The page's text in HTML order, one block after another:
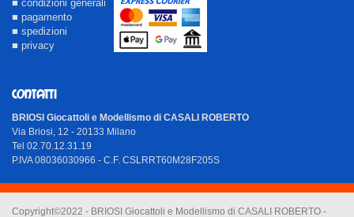
■ condizioni generali
■ pagamento
■ spedizioni
■ privacy
CONTATTI
BRIOSI Giocattoli e Modellismo di CASALI ROBERTO
Via Briosi, 12 - 20133 Milano
Tel 02.70.12.31.19
P.IVA 08036030966 - C.F. CSLRRT60M28F205S
Copyright©2022 - BRIOSI Giocattoli e Modellismo di CASALI ROBERTO -